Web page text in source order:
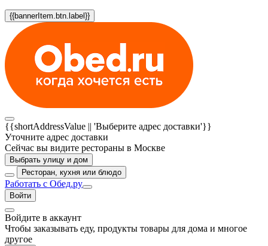
{{bannerItem.btn.label}}
{{shortAddressValue || 'Выберите адрес доставки'}}
Уточните адрес доставки
Сейчас вы видите рестораны в Москве
Выбрать улицу и дом
Ресторан, кухня или блюдо
Работать с Обед.ру
Войти
Войдите в аккаунт
Чтобы заказывать еду, продукты товары для дома и многое
другое